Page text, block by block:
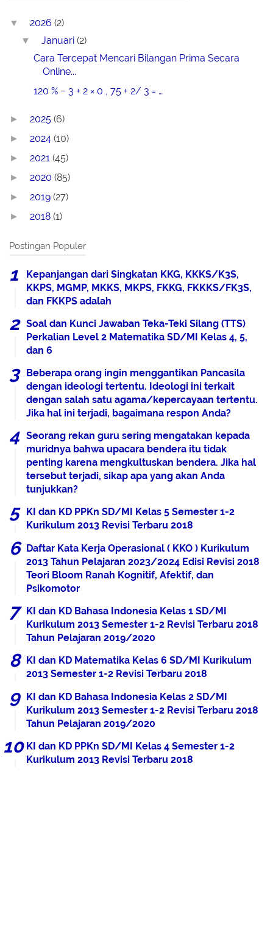
▼ 2026 (2)
▼ Januari(2)
Cara Tercepat Mencari Bilangan Prima Secara
Online...
120 % − 3 + 2 × 0 , 75 + 2/ 3 = …
► 2025 (6)
► 2024 (10)
► 2021 (45)
► 2020 (85)
► 2019 (27)
► 2018 (1)
Postingan Populer
Kepanjangan dari Singkatan KKG, KKKS/K3S,
KKPS, MGMP, MKKS, MKPS, FKKG, FKKKS/FK3S,
dan FKKPS adalah
Soal dan Kunci Jawaban Teka-Teki Silang (TTS)
Perkalian Level 2 Matematika SD/MI Kelas 4, 5,
dan 6
Beberapa orang ingin menggantikan Pancasila
dengan ideologi tertentu. Ideologi ini terkait
dengan salah satu agama/kepercayaan tertentu.
Jika hal ini terjadi, bagaimana respon Anda?
Seorang rekan guru sering mengatakan kepada
muridnya bahwa upacara bendera itu tidak
penting karena mengkultuskan bendera. Jika hal
tersebut terjadi, sikap apa yang akan Anda
tunjukkan?
KI dan KD PPKn SD/MI Kelas 5 Semester 1-2
Kurikulum 2013 Revisi Terbaru 2018
Daftar Kata Kerja Operasional ( KKO ) Kurikulum
2013 Tahun Pelajaran 2023/2024 Edisi Revisi 2018
Teori Bloom Ranah Kognitif, Afektif, dan
Psikomotor
KI dan KD Bahasa Indonesia Kelas 1 SD/MI
Kurikulum 2013 Semester 1-2 Revisi Terbaru 2018
Tahun Pelajaran 2019/2020
KI dan KD Matematika Kelas 6 SD/MI Kurikulum
2013 Semester 1-2 Revisi Terbaru 2018
KI dan KD Bahasa Indonesia Kelas 2 SD/MI
Kurikulum 2013 Semester 1-2 Revisi Terbaru 2018
Tahun Pelajaran 2019/2020
KI dan KD PPKn SD/MI Kelas 4 Semester 1-2
Kurikulum 2013 Revisi Terbaru 2018